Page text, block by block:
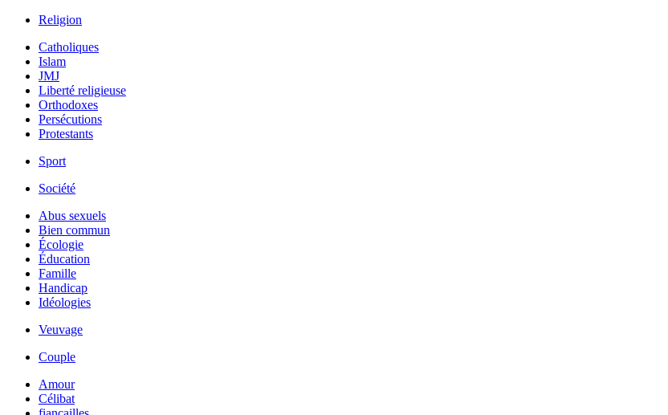
Religion
Catholiques
Islam
JMJ
Liberté religieuse
Orthodoxes
Persécutions
Protestants
Sport
Société
Abus sexuels
Bien commun
Écologie
Éducation
Famille
Handicap
Idéologies
Veuvage
Couple
Amour
Célibat